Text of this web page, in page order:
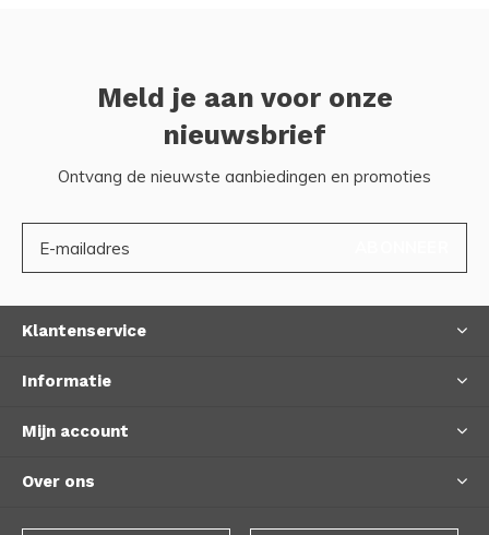
Meld je aan voor onze
nieuwsbrief
Ontvang de nieuwste aanbiedingen en promoties
Klantenservice
Informatie
Mijn account
Over ons